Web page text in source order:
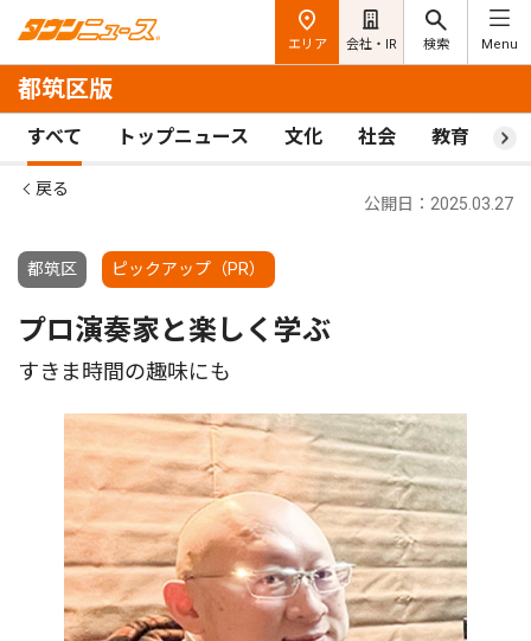
エリア 会社・IR 検索 Menu
都筑区版
すべて トップニュース 文化 社会 教育 ス
戻る
都筑区 ピックアップ（PR）
公開日：2025.03.27
プロ演奏家と楽しく学ぶ
すきま時間の趣味にも